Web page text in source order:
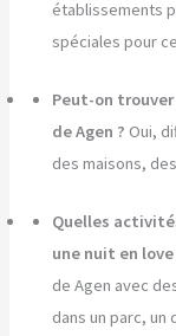
établissements
spéciales pour
Peut-on
de Agen ? Oui,
des maisons,
Quelles
une nuit en love
de Agen avec
dans un parc, un